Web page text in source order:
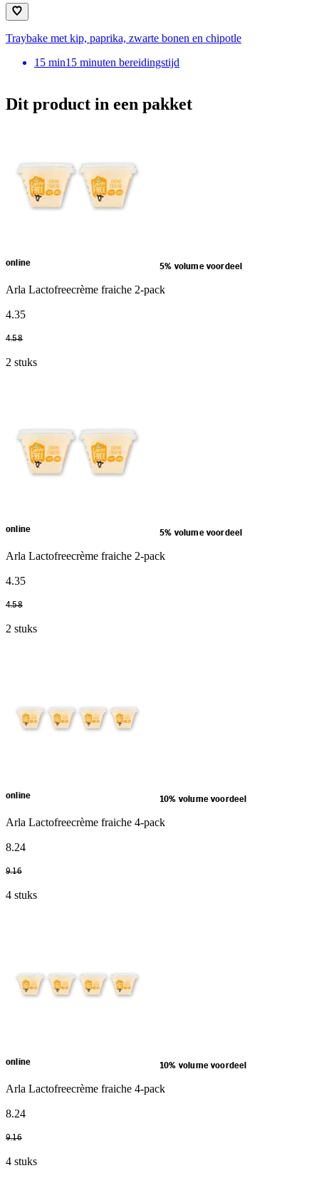
Traybake met kip, paprika, zwarte bonen en chipotle
15 min15 minuten bereidingstijd
Dit product in een pakket
online 5% volume voordeel
Arla Lactofreecrème fraiche 2-pack
4.35
4.58
2 stuks
online 5% volume voordeel
Arla Lactofreecrème fraiche 2-pack
4.35
4.58
2 stuks
online 10% volume voordeel
Arla Lactofreecrème fraiche 4-pack
8.24
9.16
4 stuks
online 10% volume voordeel
Arla Lactofreecrème fraiche 4-pack
8.24
9.16
4 stuks